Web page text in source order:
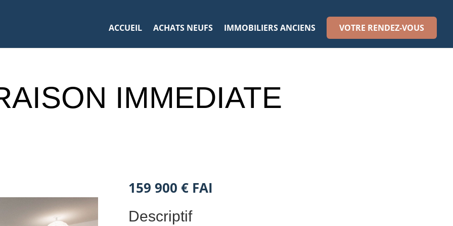
ACCUEIL ACHATS NEUFS IMMOBILIERS ANCIENS VOTRE RENDEZ-VOUS
IMMEDIATE
159 900 € FAI
Descriptif